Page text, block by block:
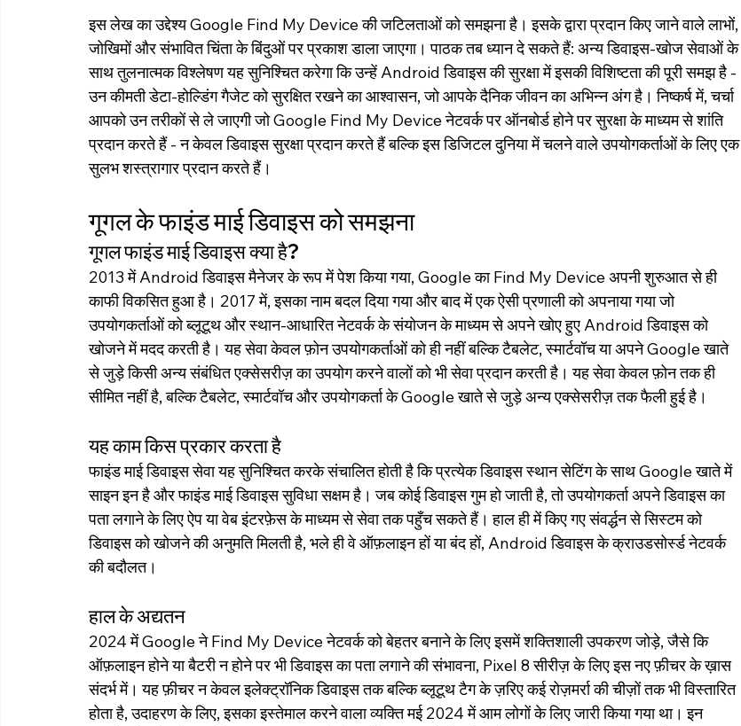
इस लेख का उद्देश्य Google Find My Device की जटिलताओं को समझना है। इसके द्वारा प्रदान किए जाने वाले लाभों,
जोखिमों और संभावित चिंता के बिंदुओं पर प्रकाश डाला जाएगा। पाठक तब ध्यान दे सकते हैं: अन्य डिवाइस-खोज सेवाओं के
साथ तुलनात्मक विश्लेषण यह सुनिश्चित करेगा कि उन्हें Android डिवाइस की सुरक्षा में इसकी विशिष्टता की पूरी समझ है -
उन कीमती डेटा-होल्डिंग गैजेट को सुरक्षित रखने का आश्वासन, जो आपके दैनिक जीवन का अभिन्न अंग है। निष्कर्ष में, चर्चा
आपको उन तरीकों से ले जाएगी जो Google Find My Device नेटवर्क पर ऑनबोर्ड होने पर सुरक्षा के माध्यम से शांति
प्रदान करते हैं - न केवल डिवाइस सुरक्षा प्रदान करते हैं बल्कि इस डिजिटल दुनिया में चलने वाले उपयोगकर्ताओं के लिए एक
सुलभ शस्त्रागार प्रदान करते हैं।
गूगल के फाइंड माई डिवाइस को समझना
गूगल फाइंड माई डिवाइस क्या है?
2013 में Android डिवाइस मैनेजर के रूप में पेश किया गया, Google का Find My Device अपनी शुरुआत से ही
काफी विकसित हुआ है। 2017 में, इसका नाम बदल दिया गया और बाद में एक ऐसी प्रणाली को अपनाया गया जो
उपयोगकर्ताओं को ब्लूटूथ और स्थान-आधारित नेटवर्क के संयोजन के माध्यम से अपने खोए हुए Android डिवाइस को
खोजने में मदद करती है। यह सेवा केवल फ़ोन उपयोगकर्ताओं को ही नहीं बल्कि टैबलेट, स्मार्टवॉच या अपने Google खाते
से जुड़े किसी अन्य संबंधित एक्सेसरीज़ का उपयोग करने वालों को भी सेवा प्रदान करती है। यह सेवा केवल फ़ोन तक ही
सीमित नहीं है, बल्कि टैबलेट, स्मार्टवॉच और उपयोगकर्ता के Google खाते से जुड़े अन्य एक्सेसरीज़ तक फैली हुई है।
यह काम किस प्रकार करता है
फाइंड माई डिवाइस सेवा यह सुनिश्चित करके संचालित होती है कि प्रत्येक डिवाइस स्थान सेटिंग के साथ Google खाते में
साइन इन है और फाइंड माई डिवाइस सुविधा सक्षम है। जब कोई डिवाइस गुम हो जाती है, तो उपयोगकर्ता अपने डिवाइस का
पता लगाने के लिए ऐप या वेब इंटरफ़ेस के माध्यम से सेवा तक पहुँच सकते हैं। हाल ही में किए गए संवर्द्धन से सिस्टम को
डिवाइस को खोजने की अनुमति मिलती है, भले ही वे ऑफ़लाइन हों या बंद हों, Android डिवाइस के क्राउडसोर्स्ड नेटवर्क
की बदौलत।
हाल के अद्यतन
2024 में Google ने Find My Device नेटवर्क को बेहतर बनाने के लिए इसमें शक्तिशाली उपकरण जोड़े, जैसे कि
ऑफ़लाइन होने या बैटरी न होने पर भी डिवाइस का पता लगाने की संभावना, Pixel 8 सीरीज़ के लिए इस नए फ़ीचर के ख़ास
संदर्भ में। यह फ़ीचर न केवल इलेक्ट्रॉनिक डिवाइस तक बल्कि ब्लूटूथ टैग के ज़रिए कई रोज़मर्रा की चीज़ों तक भी विस्तारित
होता है, उदाहरण के लिए, इसका इस्तेमाल करने वाला व्यक्ति मई 2024 में आम लोगों के लिए जारी किया गया था। इन